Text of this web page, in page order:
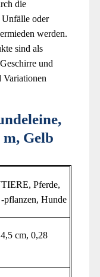
die
oder
werden.
sind als
und
Variationen
m, Gelb
Pferde,
pflanzen, Hunde
cm, 0,28